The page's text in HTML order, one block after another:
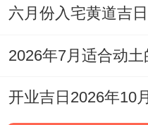
月
十
月
20
星
日
戊
开业吉日2026年10